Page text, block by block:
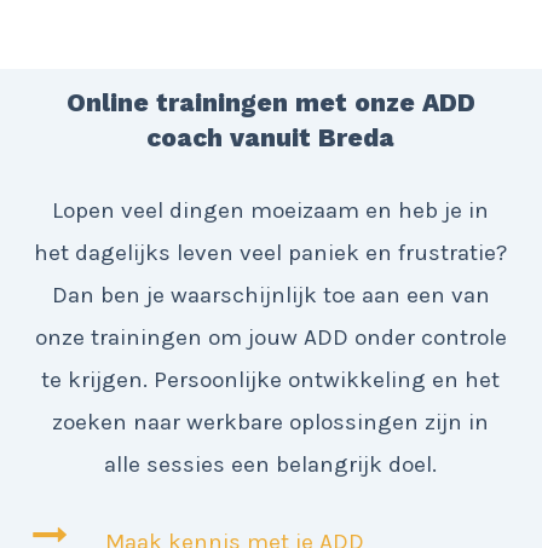
Online trainingen met onze ADD
coach vanuit Breda
Lopen veel dingen moeizaam en heb je in
het dagelijks leven veel paniek en frustratie?
Dan ben je waarschijnlijk toe aan een van
onze trainingen om jouw ADD onder controle
te krijgen. Persoonlijke ontwikkeling en het
zoeken naar werkbare oplossingen zijn in
alle sessies een belangrijk doel.
Maak kennis met je ADD